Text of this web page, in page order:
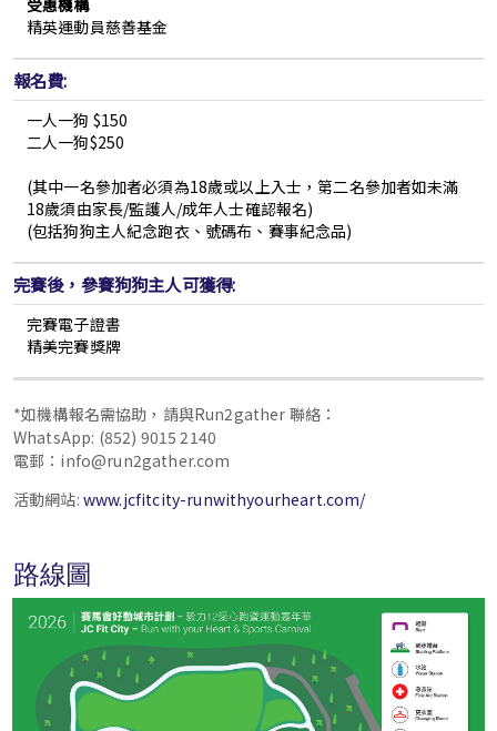
精英運動員慈善基金
報名費:
一人一狗 $150
二人一狗$250
(其中一名參加者必須為18歲或以上入士，第二名參加者如未滿
18歲須由家長/監護人/成年人士確認報名)
(包括狗狗主人紀念跑衣、號碼布、賽事紀念品)
完賽後，參賽狗狗主人可獲得:
完賽電子證書
精美完賽獎牌
*如機構報名需協助，請與Run2gather 聯絡：
WhatsApp: (852) 9015 2140
電郵：info@run2gather.com
活動網站: www.jcfitcity-runwithyourheart.com/
路線圖